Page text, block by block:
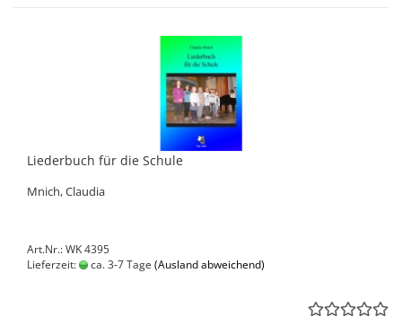
Liederbuch für die Schule
Mnich, Claudia
Art.Nr.: WK 4395
Lieferzeit:
ca. 3-7 Tage (Ausland abweichend)